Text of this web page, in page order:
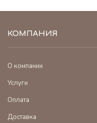
КОМПАНИЯ
О компании
Услуги
Оплата
Доставка